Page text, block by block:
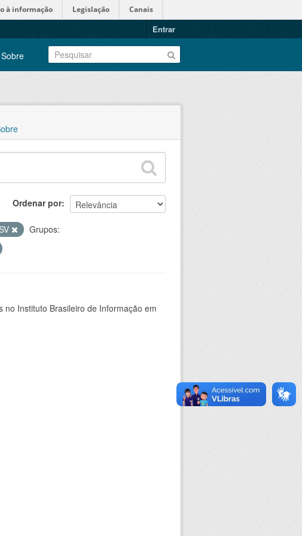
à informação Legislação Canais
Entrar
Sobre
Ordenar por
Grupos:
Instituto Brasileiro de Informação em